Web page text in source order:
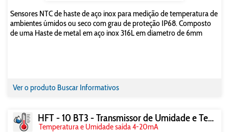
Sensores NTC de haste de aço inox para medição de temperatura de
ambientes úmidos ou seco com grau de proteção IP68. Composto
de uma Haste de metal em aço inox 316L em diametro de 6mm
Ver o produto Buscar Informativos
HFT - 10 BT3 - Transmissor de Umidade e Temperatura
Temperatura e Umidade saída 4-20mA